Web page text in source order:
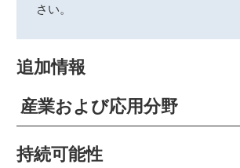
さい。
追加情報
産業および応用分野
持続可能性